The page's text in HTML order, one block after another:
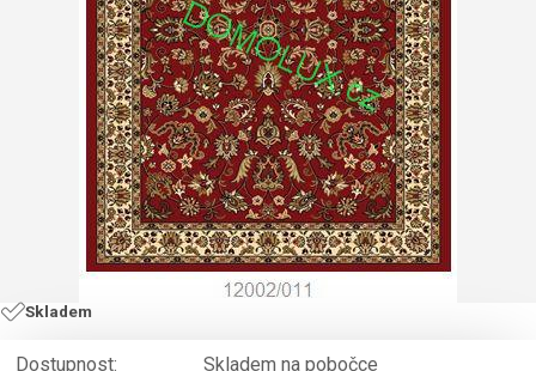
Skladem
Dostupnost: Skladem na pobočce